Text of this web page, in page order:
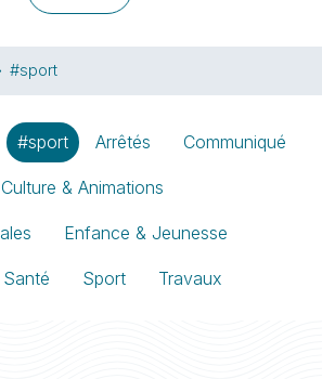
#sport
#sport Arrêtés Communiqué
Culture & Animations
Enfance & Jeunesse
Santé Sport Travaux